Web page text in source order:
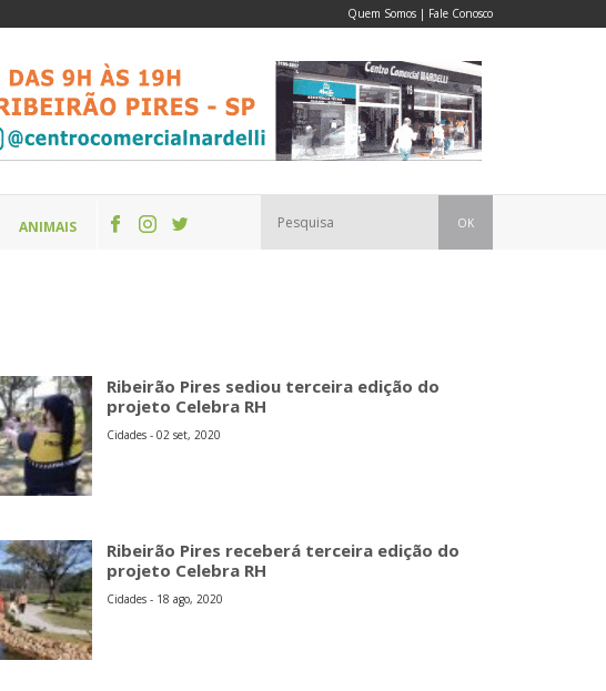
Quem Somos | Fale Conosco
ANIMAIS OK
Ribeirão Pires sediou terceira edição do
projeto Celebra RH
Cidades - 02 set, 2020
Ribeirão Pires receberá terceira edição do
projeto Celebra RH
Cidades - 18 ago, 2020